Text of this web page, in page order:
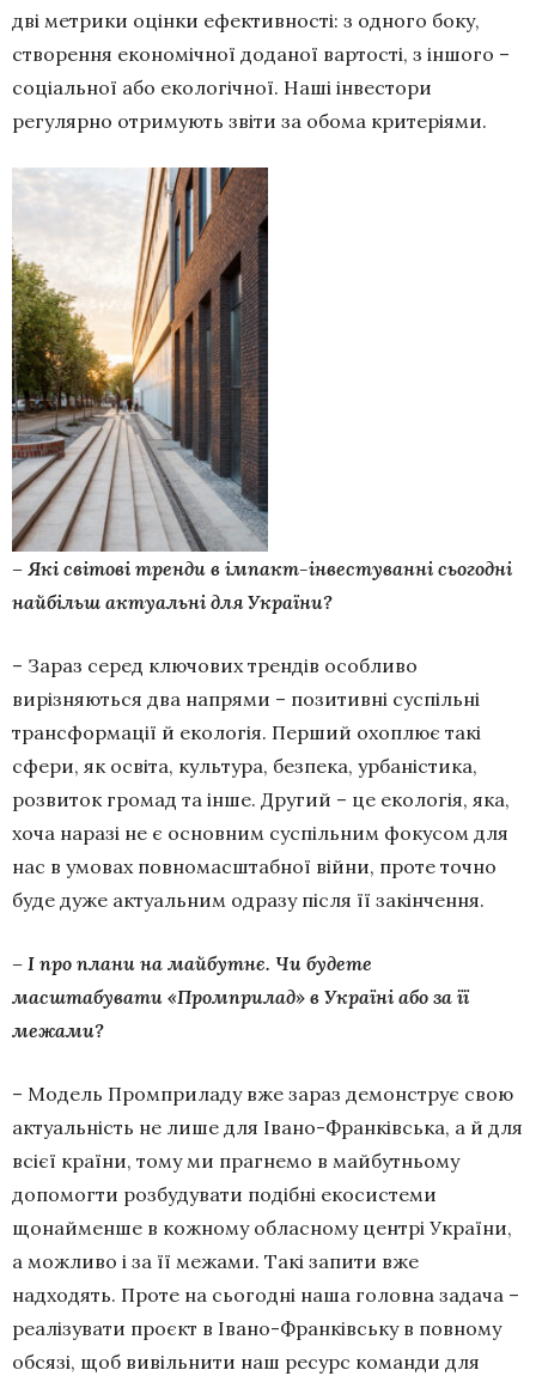
дві метрики оцінки ефективності: з одного боку,
створення економічної доданої вартості, з іншого –
соціальної або екологічної. Наші інвестори
регулярно отримують звіти за обома критеріями.
– Які світові тренди в імпакт-інвестуванні сьогодні
найбільш актуальні для України?
– Зараз серед ключових трендів особливо
вирізняються два напрями – позитивні суспільні
трансформації й екологія. Перший охоплює такі
сфери, як освіта, культура, безпека, урбаністика,
розвиток громад та інше. Другий – це екологія, яка,
хоча наразі не є основним суспільним фокусом для
нас в умовах повномасштабної війни, проте точно
буде дуже актуальним одразу після її закінчення.
– І про плани на майбутнє. Чи будете
масштабувати «Промприлад» в Україні або за її
межами?
– Модель Промприладу вже зараз демонструє свою
актуальність не лише для Івано-Франківська, а й для
всієї країни, тому ми прагнемо в майбутньому
допомогти розбудувати подібні екосистеми
щонайменше в кожному обласному центрі України,
а можливо і за її межами. Такі запити вже
надходять. Проте на сьогодні наша головна задача –
реалізувати проєкт в Івано-Франківську в повному
обсязі, щоб вивільнити наш ресурс команди для